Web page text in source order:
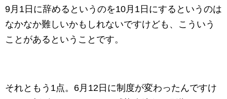
9月1日に辞めるというのを10月1日にするというのは
なかなか難しいかもしれないですけども、こういう
ことがあるということです。
それともう1点。6月12日に制度が変わったんですけ